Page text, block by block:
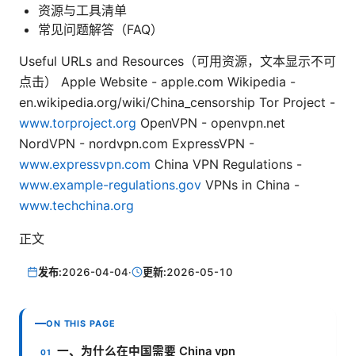
资源与工具清单
常见问题解答（FAQ）
Useful URLs and Resources（可用资源，文本显示不可
点击） Apple Website - apple.com Wikipedia -
en.wikipedia.org/wiki/China_censorship Tor Project -
www.torproject.org OpenVPN - openvpn.net
NordVPN - nordvpn.com ExpressVPN -
www.expressvpn.com China VPN Regulations -
www.example-regulations.gov VPNs in China -
www.techchina.org
正文
发布:2026-04-04· 更新:2026-05-10
ON THIS PAGE
一、为什么在中国需要 China vpn